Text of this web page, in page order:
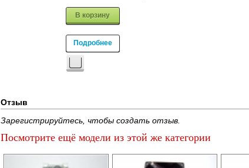
В корзину
Подробнее
Отзыв
Зарегистрируйтесь, чтобы создать отзыв.
Посмотрите ещё модели из этой же категории